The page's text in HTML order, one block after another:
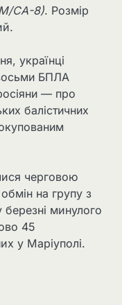
СА-8). Розмір
українці
БПЛА
— про
балістичних
черговою
на групу з
березні минулого
45
у Маріуполі.